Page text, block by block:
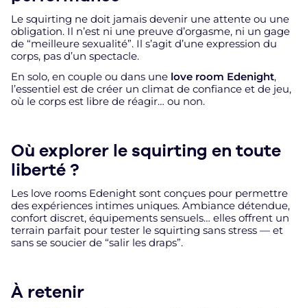
Le squirting ne doit jamais devenir une attente ou une
obligation. Il n’est ni une preuve d’orgasme, ni un gage
de “meilleure sexualité”. Il s’agit d’une expression du
corps, pas d’un spectacle.
En solo, en couple ou dans une love room Edenight,
l’essentiel est de créer un climat de confiance et de jeu,
où le corps est libre de réagir… ou non.
Où explorer le squirting en toute
liberté ?
Les love rooms Edenight sont conçues pour permettre
des expériences intimes uniques. Ambiance détendue,
confort discret, équipements sensuels… elles offrent un
terrain parfait pour tester le squirting sans stress — et
sans se soucier de “salir les draps”.
À retenir